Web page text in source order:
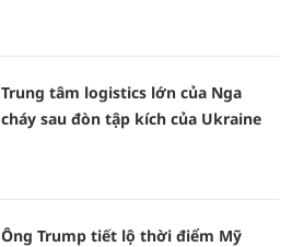
Trung tâm logistics lớn của Nga
cháy sau đòn tập kích của Ukraine
Ông Trump tiết lộ thời điểm Mỹ